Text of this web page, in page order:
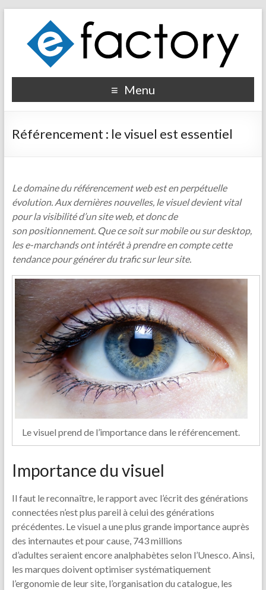
Menu
Référencement : le visuel est essentiel
Le domaine du référencement web est en perpétuelle
évolution. Aux dernières nouvelles, le visuel devient vital
pour la visibilité d’un site web, et donc de
son positionnement. Que ce soit sur mobile ou sur desktop,
les e-marchands ont intérêt à prendre en compte cette
tendance pour générer du trafic sur leur site.
Le visuel prend de l’importance dans le référencement.
Importance du visuel
Il faut le reconnaître, le rapport avec l’écrit des générations
connectées n’est plus pareil à celui des générations
précédentes. Le visuel a une plus grande importance auprès
des internautes et pour cause, 743 millions
d’adultes seraient encore analphabètes selon l’Unesco. Ainsi,
les marques doivent optimiser systématiquement
l’ergonomie de leur site, l’organisation du catalogue, les